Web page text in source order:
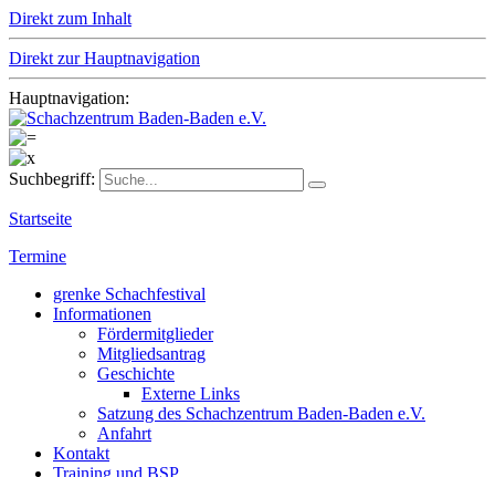
Direkt zum Inhalt
Direkt zur Hauptnavigation
Hauptnavigation:
Suchbegriff:
Startseite
Termine
grenke Schachfestival
Informationen
Fördermitglieder
Mitgliedsantrag
Geschichte
Externe Links
Satzung des Schachzentrum Baden-Baden e.V.
Anfahrt
Kontakt
Training und BSP